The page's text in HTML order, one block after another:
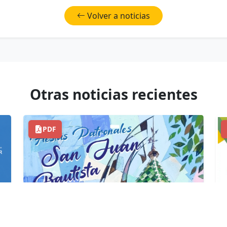
Volver a noticias
Otras noticias recientes
PDF